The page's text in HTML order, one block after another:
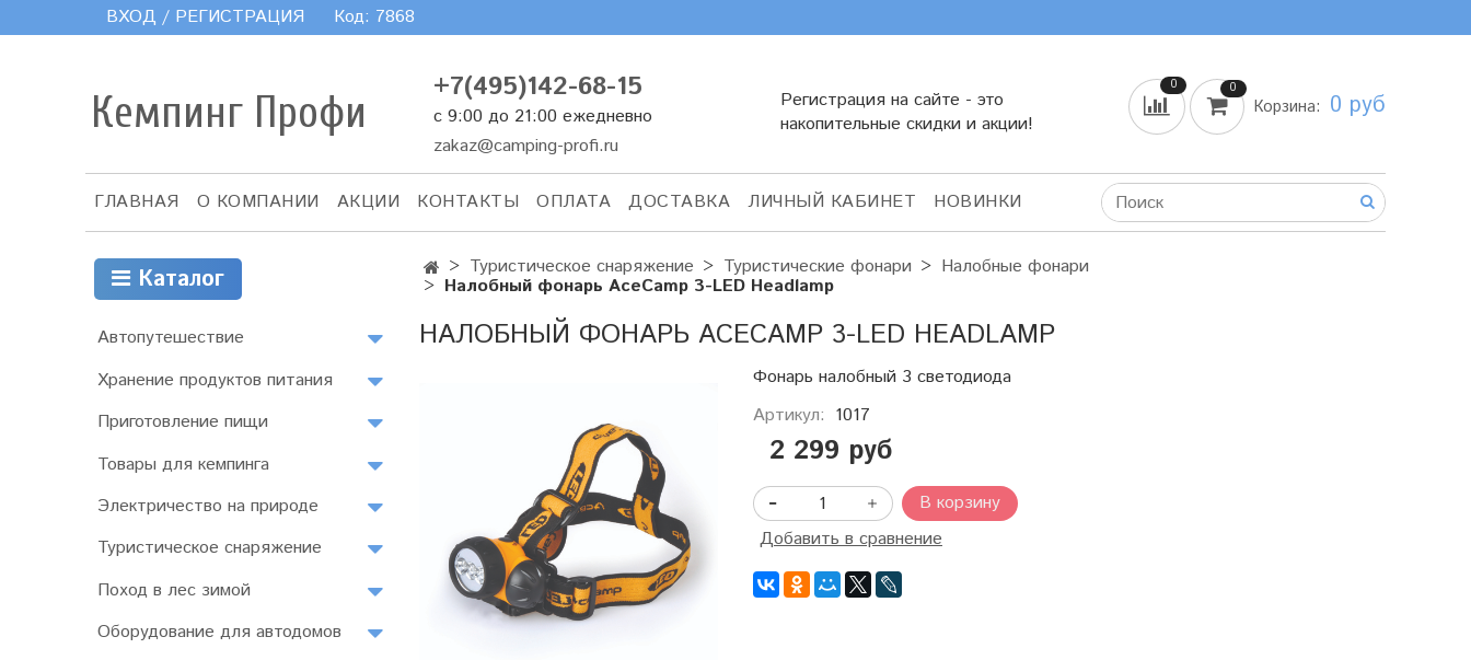
ВХОД / РЕГИСТРАЦИЯ Код: 7868
Кемпинг Профи
+7(495)142-68-15
с 9:00 до 21:00 ежедневно
zakaz@camping-profi.ru
Регистрация на сайте - это
накопительные скидки и акции!
0 0
Корзина: 0 руб
ГЛАВНАЯ О КОМПАНИИ АКЦИИ КОНТАКТЫ ОПЛАТА ДОСТАВКА ЛИЧНЫЙ КАБИНЕТ НОВИНКИ
Туристическое снаряжение Туристические фонари Налобные фонари
Налобный фонарь AceCamp 3-LED Headlamp
НАЛОБНЫЙ ФОНАРЬ ACECAMP 3-LED HEADLAMP
Фонарь налобный 3 светодиода
Артикул: 1017
2 299 руб
В корзину
Добавить в сравнение
Каталог
Автопутешествие
Хранение продуктов питания
Приготовление пищи
Товары для кемпинга
Электричество на природе
Туристическое снаряжение
Поход в лес зимой
Оборудование для автодомов